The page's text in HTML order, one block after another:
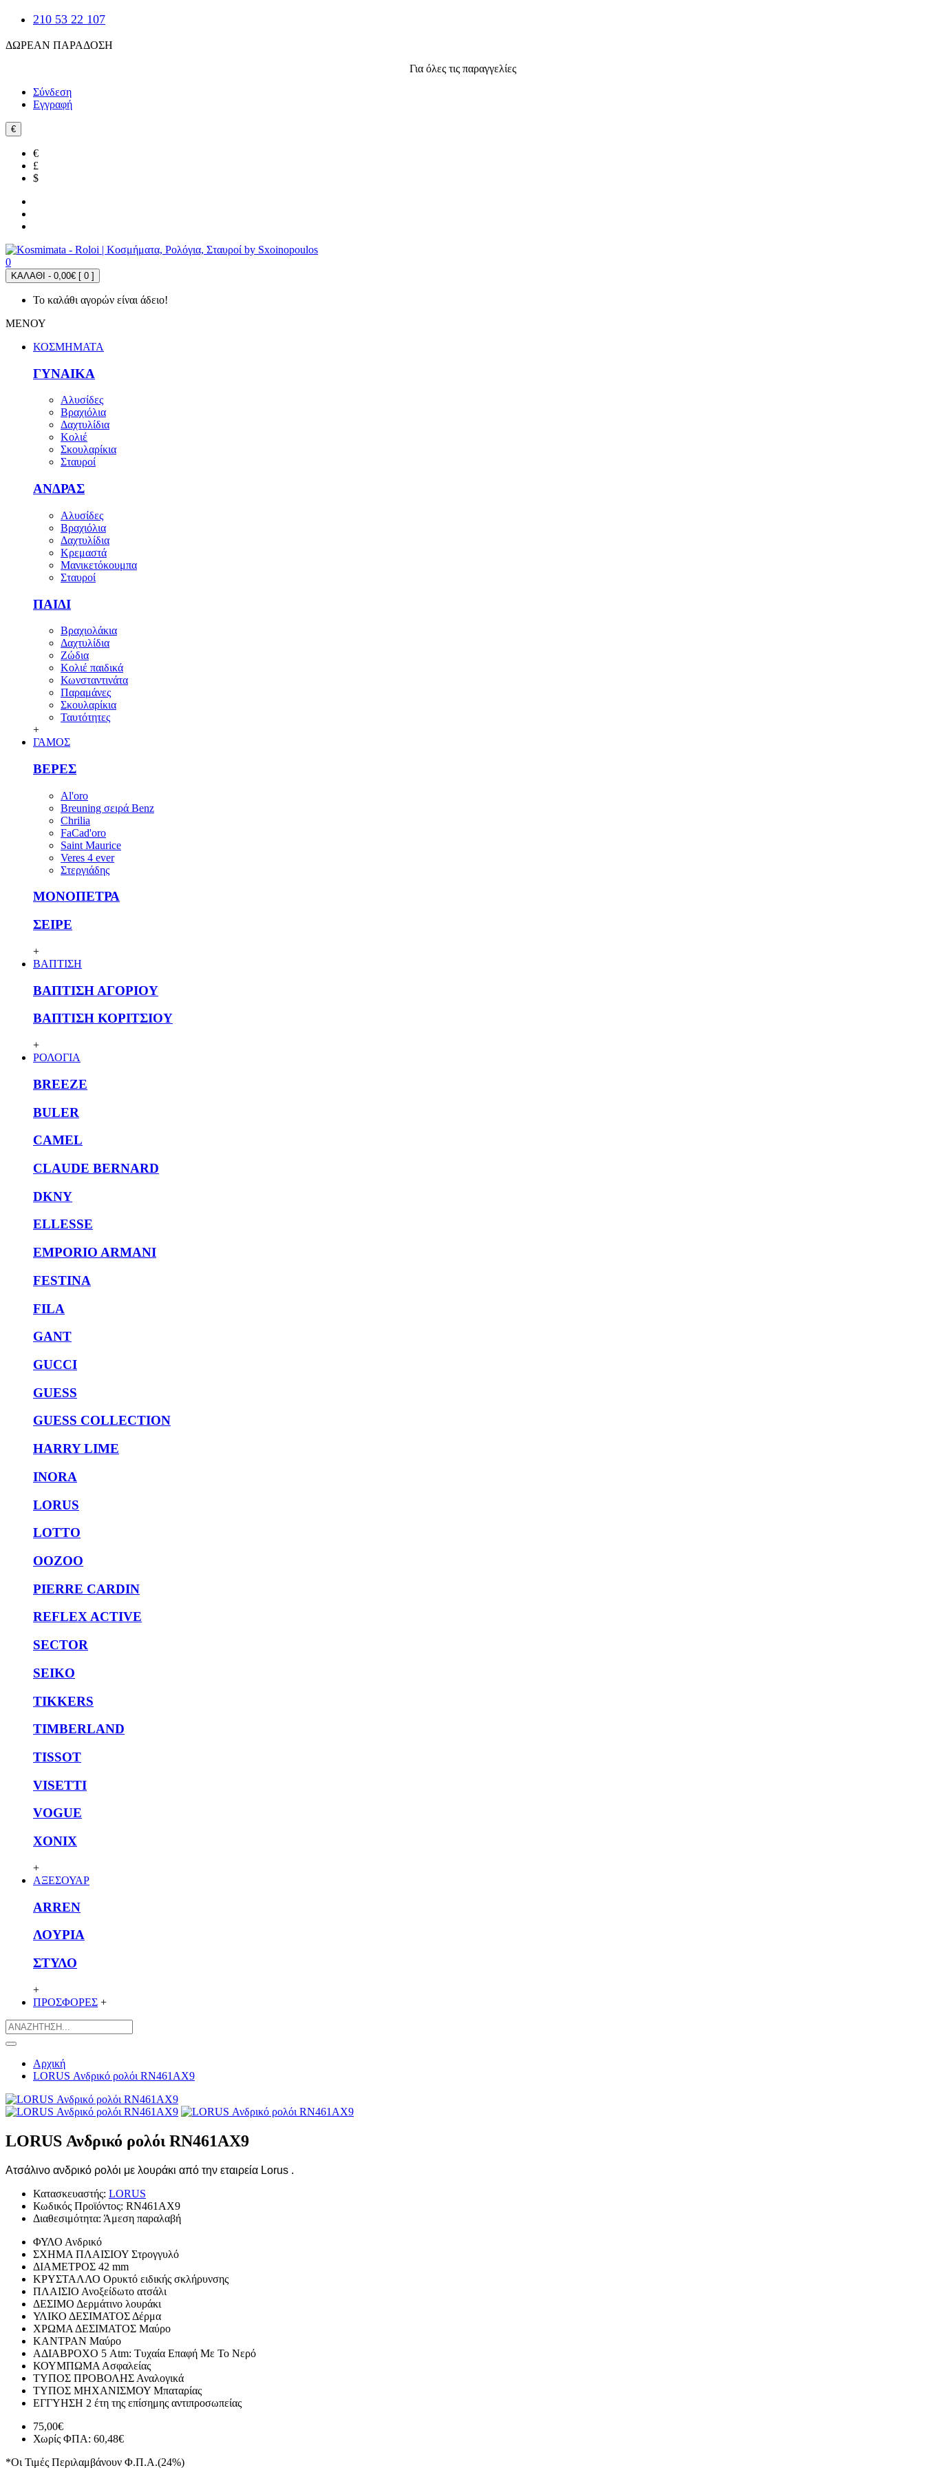
210 53 22 107
ΔΩΡΕΑΝ ΠΑΡΑΔΟΣΗ
Για όλες τις παραγγελίες
Σύνδεση
Εγγραφή
€
€
£
$
0
ΚΑΛΑΘΙ - 0,00€ [ 0 ]
Το καλάθι αγορών είναι άδειο!
ΜΕΝΟΥ
ΚΟΣΜΗΜΑΤΑ
ΓΥΝΑΙΚΑ
Αλυσίδες
Βραχιόλια
Δαχτυλίδια
Κολιέ
Σκουλαρίκια
Σταυροί
ΑΝΔΡΑΣ
Αλυσίδες
Βραχιόλια
Δαχτυλίδια
Κρεμαστά
Μανικετόκουμπα
Σταυροί
ΠΑΙΔΙ
Βραχιολάκια
Δαχτυλίδια
Ζώδια
Κολιέ παιδικά
Κωνσταντινάτα
Παραμάνες
Σκουλαρίκια
Ταυτότητες
+
ΓΑΜΟΣ
ΒΕΡΕΣ
Al'oro
Breuning σειρά Benz
Chrilia
FaCad'oro
Saint Maurice
Veres 4 ever
Στεργιάδης
ΜΟΝΟΠΕΤΡΑ
ΣΕΙΡΕ
+
ΒΑΠΤΙΣΗ
ΒΑΠΤΙΣΗ ΑΓΟΡΙΟΥ
ΒΑΠΤΙΣΗ ΚΟΡΙΤΣΙΟΥ
+
ΡΟΛΟΓΙΑ
BREEZE
BULER
CAMEL
CLAUDE BERNARD
DKNY
ELLESSE
EMPORIO ARMANI
FESTINA
FILA
GANT
GUCCI
GUESS
GUESS COLLECTION
HARRY LIME
INORA
LORUS
LOTTO
OOZOO
PIERRE CARDIN
REFLEX ACTIVE
SECTOR
SEIKO
TIKKERS
TIMBERLAND
TISSOT
VISETTI
VOGUE
XONIX
+
ΑΞΕΣΟΥΑΡ
ARREN
ΛΟΥΡΙΑ
ΣΤΥΛΟ
+
ΠΡΟΣΦΟΡΕΣ +
Αρχική
LORUS Ανδρικό ρολόι RN461AX9
LORUS Ανδρικό ρολόι RN461AX9
Ατσάλινο ανδρικό ρολόι με λουράκι από την εταιρεία Lorus .
Κατασκευαστής: LORUS
Κωδικός Προϊόντος: RN461AX9
Διαθεσιμότητα: Άμεση παραλαβή
ΦΥΛΟ Ανδρικό
ΣΧΗΜΑ ΠΛΑΙΣΙΟΥ Στρογγυλό
ΔΙΑΜΕΤΡΟΣ 42 mm
ΚΡΥΣΤΑΛΛΟ Ορυκτό ειδικής σκλήρυνσης
ΠΛΑΙΣΙΟ Ανοξείδωτο ατσάλι
ΔΕΣΙΜΟ Δερμάτινο λουράκι
ΥΛΙΚΟ ΔΕΣΙΜΑΤΟΣ Δέρμα
ΧΡΩΜΑ ΔΕΣΙΜΑΤΟΣ Μαύρο
ΚΑΝΤΡΑΝ Μαύρο
ΑΔΙΑΒΡΟΧΟ 5 Atm: Τυχαία Επαφή Με Το Νερό
ΚΟΥΜΠΩΜΑ Ασφαλείας
ΤΥΠΟΣ ΠΡΟΒΟΛΗΣ Αναλογικά
ΤΥΠΟΣ ΜΗΧΑΝΙΣΜΟΥ Μπαταρίας
ΕΓΓΥΗΣΗ 2 έτη της επίσημης αντιπροσωπείας
75,00€
Χωρίς ΦΠΑ: 60,48€
*Οι Τιμές Περιλαμβάνουν Φ.Π.Α.(24%)